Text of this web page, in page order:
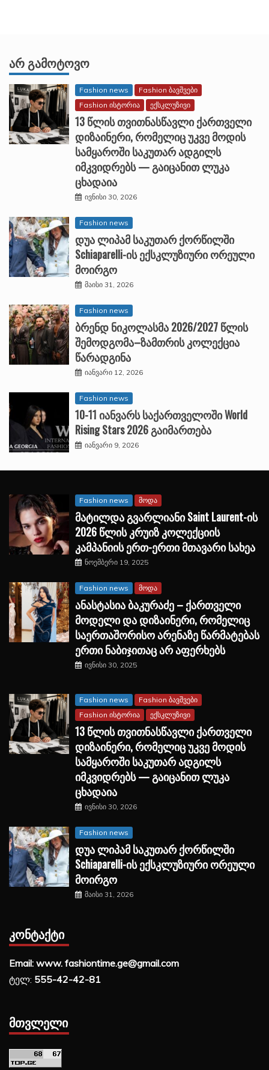
ᲐᲠ ᲒᲐᲛᲝᲢᲝᲕᲝ
Fashion news
Fashion ბავშვები
Fashion ისტორია
ექსკლუზივი
13 წლის თვითნასწავლი ქართველი
დიზაინერი, რომელიც უკვე მოდის
სამყაროში საკუთარ ადგილს
იმკვიდრებს — გაიცანით ლუკა
ცხადაია
ივნისი 30, 2026
Fashion news
დუა ლიპამ საკუთარ ქორწილში
Schiaparelli-ის ექსკლუზიური ორეული
მოირგო
მაისი 31, 2026
Fashion news
ბრენდ ნიკოლასმა 2026/2027 წლის
შემოდგომა–ზამთრის კოლექცია
წარადგინა
იანვარი 12, 2026
Fashion news
10-11 იანვარს საქართველოში World
Rising Stars 2026 გაიმართება
იანვარი 9, 2026
Fashion news მოდა
მატილდა გვარლიანი Saint Laurent-ის
2026 წლის კრუიზ კოლექციის
კამპანიის ერთ-ერთი მთავარი სახეა
ნოემბერი 19, 2025
Fashion news მოდა
ანასტასია ბაკურაძე – ქართველი
მოდელი და დიზაინერი, რომელიც
საერთაშორისო არენაზე წარმატებას
ერთი ნაბიჯითაც არ აფერხებს
ივნისი 30, 2025
Fashion news
Fashion ბავშვები
Fashion ისტორია
ექსკლუზივი
13 წლის თვითნასწავლი ქართველი
დიზაინერი, რომელიც უკვე მოდის
სამყაროში საკუთარ ადგილს
იმკვიდრებს — გაიცანით ლუკა
ცხადაია
ივნისი 30, 2026
Fashion news
დუა ლიპამ საკუთარ ქორწილში
Schiaparelli-ის ექსკლუზიური ორეული
მოირგო
მაისი 31, 2026
ᲙᲝᲜᲢᲐᲥᲢᲘ
Email: www. fashiontime.ge@gmail.com
ტელ: 555-42-42-81
ᲛᲗᲕᲚᲔᲚᲘ